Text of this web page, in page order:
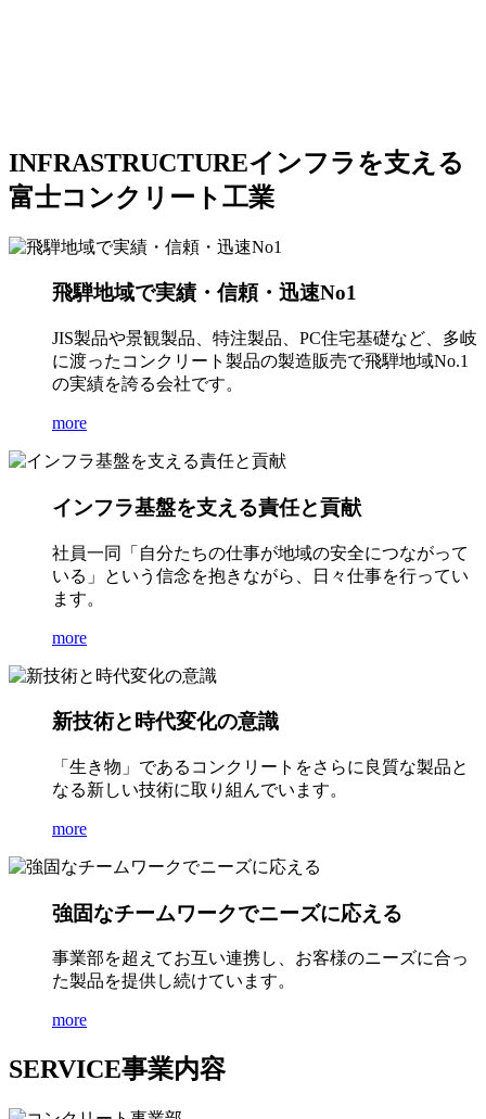
INFRASTRUCTUREインフラを支える
富士コンクリート工業
飛騨地域で実績・信頼・迅速No1
JIS製品や景観製品、特注製品、PC住宅基礎など、多岐
に渡ったコンクリート製品の製造販売で飛騨地域No.1
の実績を誇る会社です。
more
インフラ基盤を支える責任と貢献
社員一同「自分たちの仕事が地域の安全につながって
いる」という信念を抱きながら、日々仕事を行ってい
ます。
more
新技術と時代変化の意識
「生き物」であるコンクリートをさらに良質な製品と
なる新しい技術に取り組んでいます。
more
強固なチームワークでニーズに応える
事業部を超えてお互い連携し、お客様のニーズに合っ
た製品を提供し続けています。
more
SERVICE事業内容